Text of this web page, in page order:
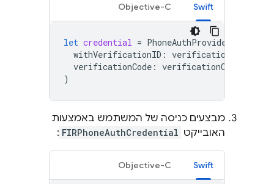
Swift
Objective-C
let credential = PhoneAuthProvider
withVerificationID : verificationID
verificationCode : verificationCode
)
מבצעים כניסה של המשתמש באמצעות
האובייקט FIRPhoneAuthCredential
:
Swift
Objective-C